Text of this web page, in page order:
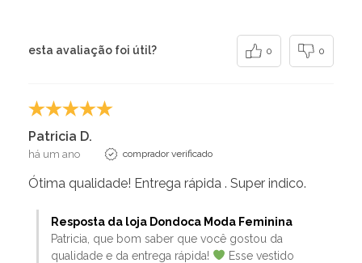
esta avaliação foi útil? 0 0
Patricia D.
há um ano comprador verificado
Ótima qualidade! Entrega rápida . Super indico.
Resposta da loja Dondoca Moda Feminina
Patricia, que bom saber que você gostou da
qualidade e da entrega rápida!
Esse vestido